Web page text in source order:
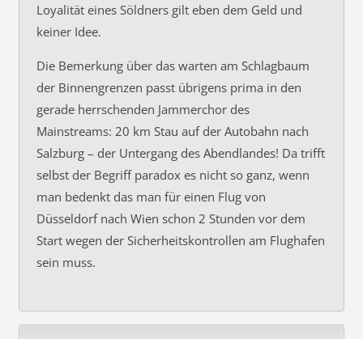
Loyalität eines Söldners gilt eben dem Geld und
keiner Idee.
Die Bemerkung über das warten am Schlagbaum
der Binnengrenzen passt übrigens prima in den
gerade herrschenden Jammerchor des
Mainstreams: 20 km Stau auf der Autobahn nach
Salzburg – der Untergang des Abendlandes! Da trifft
selbst der Begriff paradox es nicht so ganz, wenn
man bedenkt das man für einen Flug von
Düsseldorf nach Wien schon 2 Stunden vor dem
Start wegen der Sicherheitskontrollen am Flughafen
sein muss.